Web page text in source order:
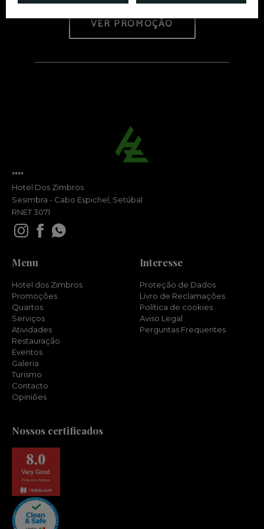
VER PROMOÇÃO
****
Hotel Dos Zimbros
Sesimbra - Cabo Espichel, Setúbal
RNET 3071
Menu
Hotel dos Zimbros
Promoções
Quartos
Serviços
Atividades
Restauração
Eventos
Galeria
Turismo
Contacto
Opiniões
Interesse
Proteção de Dados
Livro de Reclamações
Política de cookies
Aviso Legal
Perguntas Frequentes
Nossos certificados